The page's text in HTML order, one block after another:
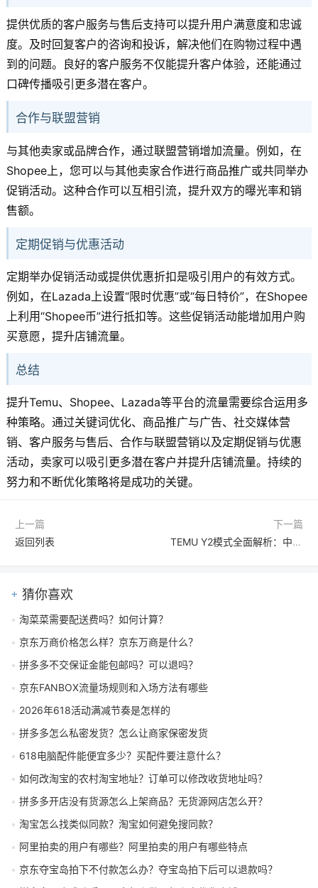
提供优质的客户服务与售后支持可以提升用户满意度和忠诚
度。及时回复客户的咨询和投诉，解决他们在购物过程中遇
到的问题。良好的客户服务不仅能提升客户体验，还能通过
口碑传播吸引更多潜在客户。
合作与联盟营销
与其他卖家或品牌合作，通过联盟营销增加流量。例如，在
Shopee上，您可以与其他卖家合作进行商品推广或共同举办
促销活动。这种合作可以互相引流，提升双方的曝光率和销
售额。
定期促销与优惠活动
定期举办促销活动或提供优惠折扣是吸引用户的有效方式。
例如，在Lazada上设置“限时优惠”或“每日特价”，在Shopee
上利用“Shopee币”进行抵扣等。这些促销活动能增加用户购
买意愿，提升店铺流量。
总结
提升Temu、Shopee、Lazada等平台的流量需要综合运用多
种策略。通过关键词优化、商品推广与广告、社交媒体营
销、客户服务与售后、合作与联盟营销以及定期促销与优惠
活动，卖家可以吸引更多潜在客户并提升店铺流量。持续的
努力和不断优化策略将是成功的关键。
上一篇
返回列表
下一篇
TEMU Y2模式全面解析：中小卖家如何借助智能库存管理告别海外仓爆仓难题
猜你喜欢
淘菜菜需要配送费吗？如何计算？
京东万商价格怎么样？京东万商是什么？
拼多多不交保证金能包邮吗？可以退吗？
京东FANBOX流量场规则和入场方法有哪些
2026年618活动满减节奏是怎样的
拼多多怎么私密发货？怎么让商家保密发货
618电脑配件能便宜多少？买配件要注意什么？
如何改淘宝的农村淘宝地址？订单可以修改收货地址吗？
拼多多开店没有货源怎么上架商品？无货源网店怎么开？
淘宝怎么找类似同款？淘宝如何避免搜同款？
阿里拍卖的用户有哪些？阿里拍卖的用户有哪些特点
京东夺宝岛拍下不付款怎么办？夺宝岛拍下后可以退款吗？